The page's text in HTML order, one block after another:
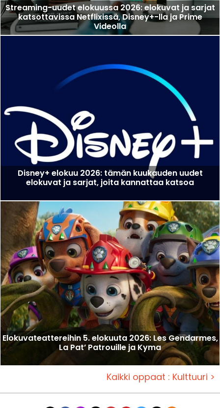
Streaming-uudet elokuussa 2026: elokuvat ja sarjat
katsottavissa Netflixissä, Disney+-lla ja Prime
Videolla
Disney+ elokuu 2026: tämän kuukauden uudet
elokuvat ja sarjat, joita kannattaa katsoa
Elokuvateattereihin 5. elokuuta 2026: Les Gendarmes,
La Pat’ Patrouille ja Kyma
Kaikki oppaat : Kulttuuri >